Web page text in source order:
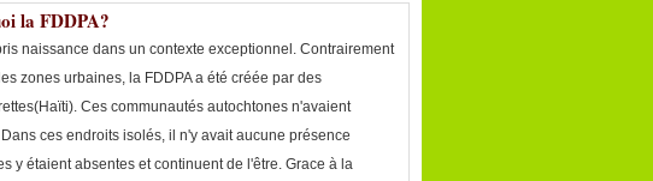
la FDDPA?
naissance dans un contexte exceptionnel. Contrairement
zones urbaines, la FDDPA a été créée par des
Ces communautés autochtones n'avaient
ces endroits isolés, il n'y avait aucune présence
y étaient absentes et continuent de l'être. Grace à la